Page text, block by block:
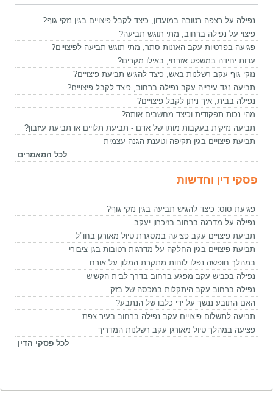
נפילה על רצפה רטובה במועדון, כיצד לקבל פיצויים בגין נזקי גוף?
פיצוי על נפילה ברחוב, מתי תוגש תביעה?
פגיעה בפרטיות עקב האזנות סתר, מתי תוגש תביעה לפיצויים?
עדות יחידה במשפט אזרחי, באילו מקרים?
נזקי גוף עקב רשלנות באש, כיצד להגיש תביעת פיצויים?
תביעה נגד עירייה עקב נפילה ברחוב, כיצד לקבל פיצויים?
נפילה בבית, איך ניתן לקבל פיצויים?
מהי נכות תפקודית וכיצד מחשבים אותה?
תביעה נזיקית בעקבות מותו של אדם - תביעת תלויים או תביעת עיזבון?
תביעת פיצויים בגין תקיפה וטענת הגנה עצמית
לכל המאמרים
פסקי דין וחדשות
פגיעת סוס: כיצד להגיש תביעה בגין נזקי גוף?
נפילה על מדרגה ברחוב בזיכרון יעקב
תביעת פיצויים עקב פציעה במסגרת טיול מאורגן בחו"ל
תביעת פיצויים בגין החלקה על מדרגות רטובות בגן ציבורי
במהלך חופשה נפלו לוחות מתקרת המלון על אורח
נפילה בכביש עקב מפגע ברחוב בדרך לבית הקשיש
נפילה ברחוב עקב היתקלות במכסה של בזק
האם התובע ננשך על ידי כלבו של הנתבע?
תביעה לתשלום פיצויים עקב נפילה ברחוב בעיר צפת
פציעה במהלך טיול מאורגן עקב רשלנות המדריך
לכל פסקי הדין